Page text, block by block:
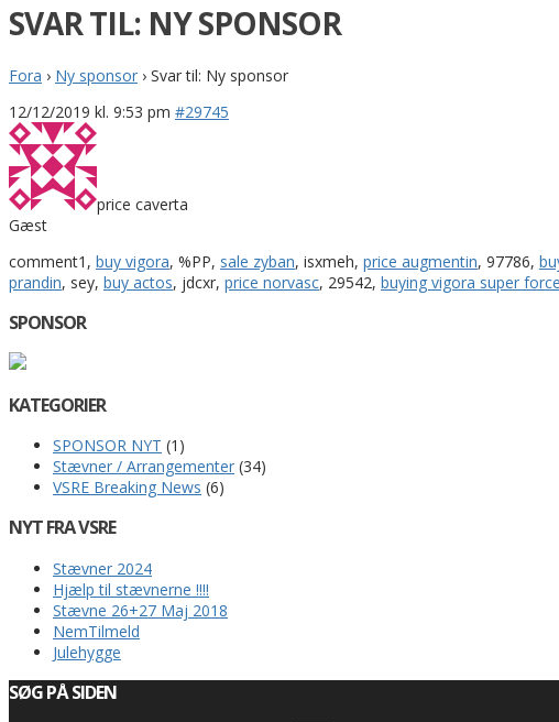
SVAR TIL: NY SPONSOR
Fora › Ny sponsor › Svar til: Ny sponsor
12/12/2019 kl. 9:53 pm #29745
price caverta
Gæst
comment1, buy vigora, %PP, sale zyban, isxmeh, price augmentin, 97786,
prandin, sey, buy actos, jdcxr, price norvasc, 29542, buying vigora super force
SPONSOR
KATEGORIER
SPONSOR NYT (1)
Stævner / Arrangementer (34)
VSRE Breaking News (6)
NYT FRA VSRE
Stævner 2024
Hjælp til stævnerne !!!!
Stævne 26+27 Maj 2018
NemTilmeld
Julehygge
SØG PÅ SIDEN